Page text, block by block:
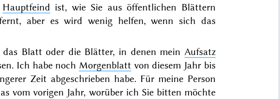
Hauptfeind ist, wie Sie aus öffentlichen Blättern
aber es wird wenig helfen, wenn sich das
Blatt oder die Blätter, in denen mein Aufsatz
Ich habe noch Morgenblatt von diesem Jahr bis
Zeit abgeschrieben habe. Für meine Person
vomvorigen Jahr, worüber ich Sie bitten möchte